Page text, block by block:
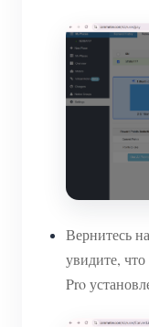
Вернитесь
увидите,
Pro